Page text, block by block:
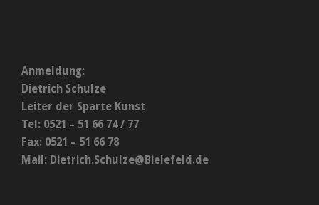
Anmeldung:
Dietrich Schulze
Leiter der Sparte Kunst
Tel: 0521 – 51 66 74 / 77
Fax: 0521 – 51 66 78
Mail: Dietrich.Schulze@Bielefeld.de